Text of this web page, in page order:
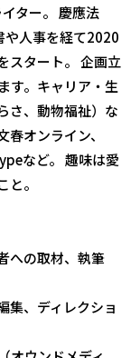
ター。 慶應法
や人事を経て2020
スタート。 企画立
す。キャリア・生
さ、動物福祉）な
オンライン、
など。 趣味は愛
。
への取材、執筆
集、ディレクショ